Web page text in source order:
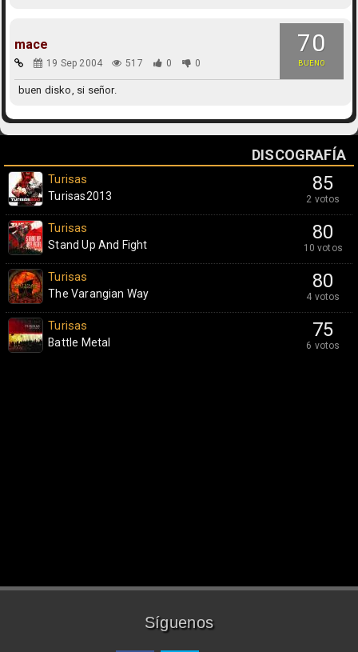
70
BUENO
mace
19 Sep 2004 517 0 0
buen disko, si señor.
DISCOGRAFÍA
85
2 votos
Turisas
Turisas2013
80
10 votos
Turisas
Stand Up And Fight
80
4 votos
Turisas
The Varangian Way
75
6 votos
Turisas
Battle Metal
Síguenos